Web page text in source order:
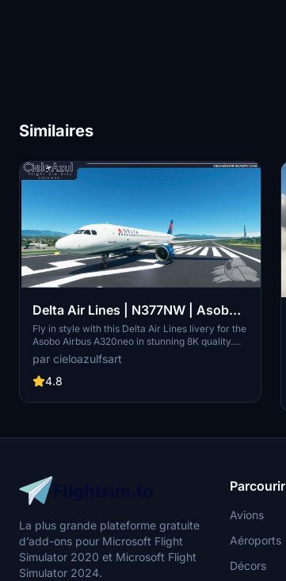
Similaires
Delta Air Lines | N377NW | Asobo
Airbus A320neo (8K)
Fly in style with this Delta Air Lines livery for the
Asobo Airbus A320neo in stunning 8K quality.
Representing one of the major airlines of the
United States, this texture pack features the
iconic N377NW registration. Join the legacy
destinations worldwide and experience aviation
only for the Airbus A320-211 variant.
par cieloazulfsart
4.8
La plus grande plateforme gratuite
d’add-ons pour Microsoft Flight
Simulator 2020 et Microsoft Flight
Simulator 2024.
Parcourir
Avions
Aéroports
Décors